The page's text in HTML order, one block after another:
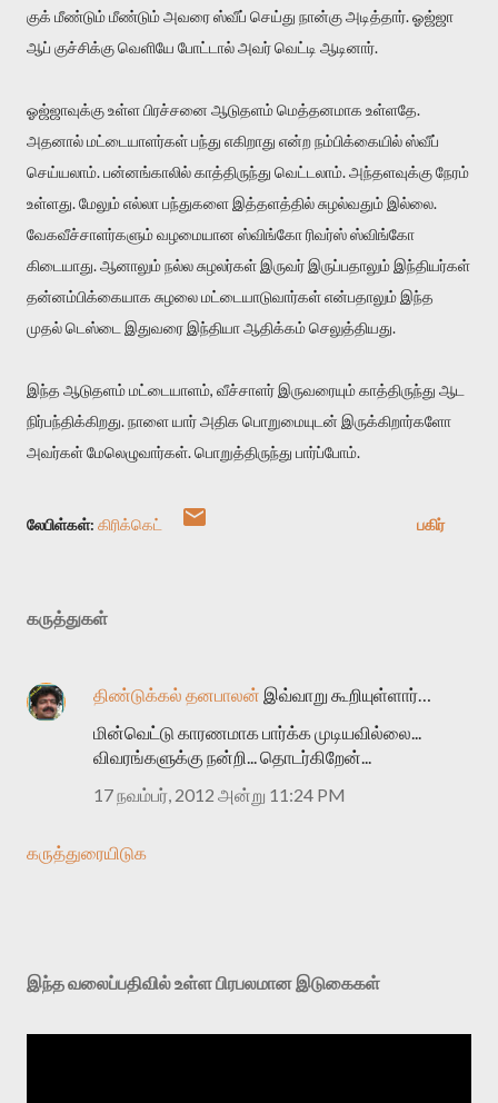
குக் மீண்டும் மீண்டும் அவரை ஸ்வீப் செய்து நான்கு அடித்தார். ஓஜ்ஜா
ஆப் குச்சிக்கு வெளியே போட்டால் அவர் வெட்டி ஆடினார்.
ஓஜ்ஜாவுக்கு உள்ள பிரச்சனை ஆடுதளம் மெத்தனமாக உள்ளதே.
அதனால் மட்டையாளர்கள் பந்து எகிறாது என்ற நம்பிக்கையில் ஸ்வீப்
செய்யலாம். பன்னங்காலில் காத்திருந்து வெட்டலாம். அந்தளவுக்கு நேரம்
உள்ளது. மேலும் எல்லா பந்துகளை இத்தளத்தில் சுழல்வதும் இல்லை.
வேகவீச்சாளர்களும் வழமையான ஸ்விங்கோ ரிவர்ஸ் ஸ்விங்கோ
கிடையாது. ஆனாலும் நல்ல சுழலர்கள் இருவர் இருப்பதாலும் இந்தியர்கள்
தன்னம்பிக்கையாக சுழலை மட்டையாடுவார்கள் என்பதாலும் இந்த
முதல் டெஸ்டை இதுவரை இந்தியா ஆதிக்கம் செலுத்தியது.
இந்த ஆடுதளம் மட்டையாளம், வீச்சாளர் இருவரையும் காத்திருந்து ஆட
நிர்பந்திக்கிறது. நாளை யார் அதிக பொறுமையுடன் இருக்கிறார்களோ
அவர்கள் மேலெழுவார்கள். பொறுத்திருந்து பார்ப்போம்.
லேபிள்கள்: கிரிக்கெட் பகிர்
கருத்துகள்
திண்டுக்கல் தனபாலன் இவ்வாறு கூறியுள்ளார்…
மின்வெட்டு காரணமாக பார்க்க முடியவில்லை...
விவரங்களுக்கு நன்றி... தொடர்கிறேன்...
17 நவம்பர், 2012 அன்று 11:24 PM
கருத்துரையிடுக
இந்த வலைப்பதிவில் உள்ள பிரபலமான இடுகைகள்